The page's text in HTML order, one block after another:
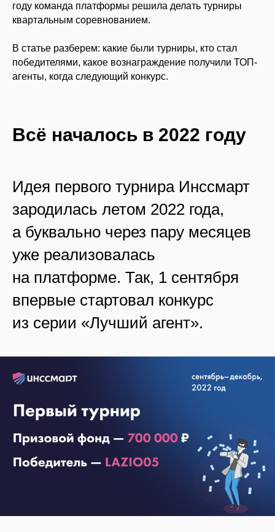
году команда платформы решила делать турниры
квартальным соревнованием.
В статье разберем: какие были турниры, кто стал
победителями, какое вознаграждение получили ТОП-
агенты, когда следующий конкурс.
Всё началось в 2022 году
Идея первого турнира Инссмарт
зародилась летом 2022 года,
а буквально через пару месяцев
уже реализовалась
на платформе. Так, 1 сентября
впервые стартовал конкурс
из серии «Лучший агент».